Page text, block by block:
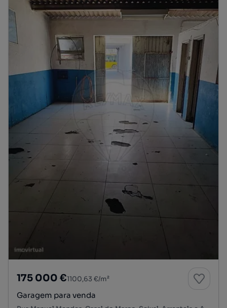
175 000 €1100,63 €/m²
Garagem para venda